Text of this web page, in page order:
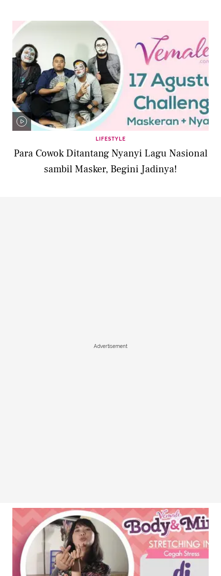
LIFESTYLE
Para Cowok Ditantang Nyanyi Lagu Nasional
sambil Masker, Begini Jadinya!
Advertisement